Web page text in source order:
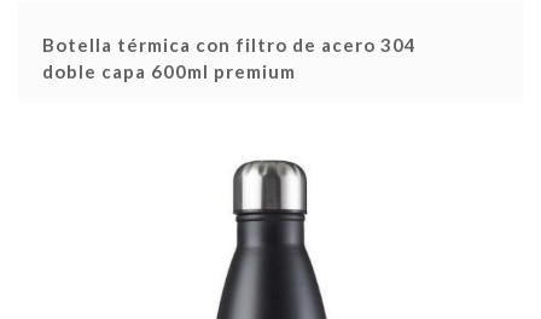
Botella térmica con filtro de acero 304
doble capa 600ml premium